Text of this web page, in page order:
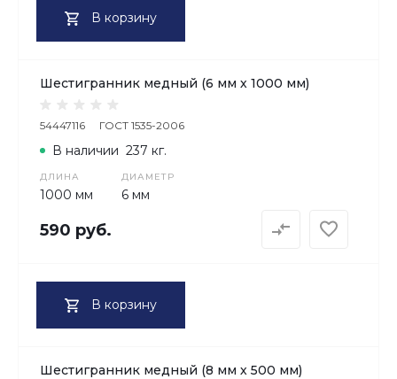
В корзину
Шестигранник медный (6 мм х 1000 мм)
54447116 ГОСТ 1535-2006
ДЛИНА
1000 мм
ДИАМЕТР
6 мм
В наличии 237 кг.
590 руб.
В корзину
Шестигранник медный (8 мм х 500 мм)